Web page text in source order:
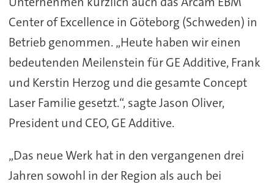
Center of Excellence in Göteborg (Schweden) in
Betrieb genommen. „Heute haben wir einen
bedeutenden Meilenstein für GE Additive, Frank
und Kerstin Herzog und die gesamte Concept
Laser Familie gesetzt.“, sagte Jason Oliver,
President und CEO, GE Additive.
„Das neue Werk hat in den vergangenen drei
Jahren sowohl in der Region als auch bei